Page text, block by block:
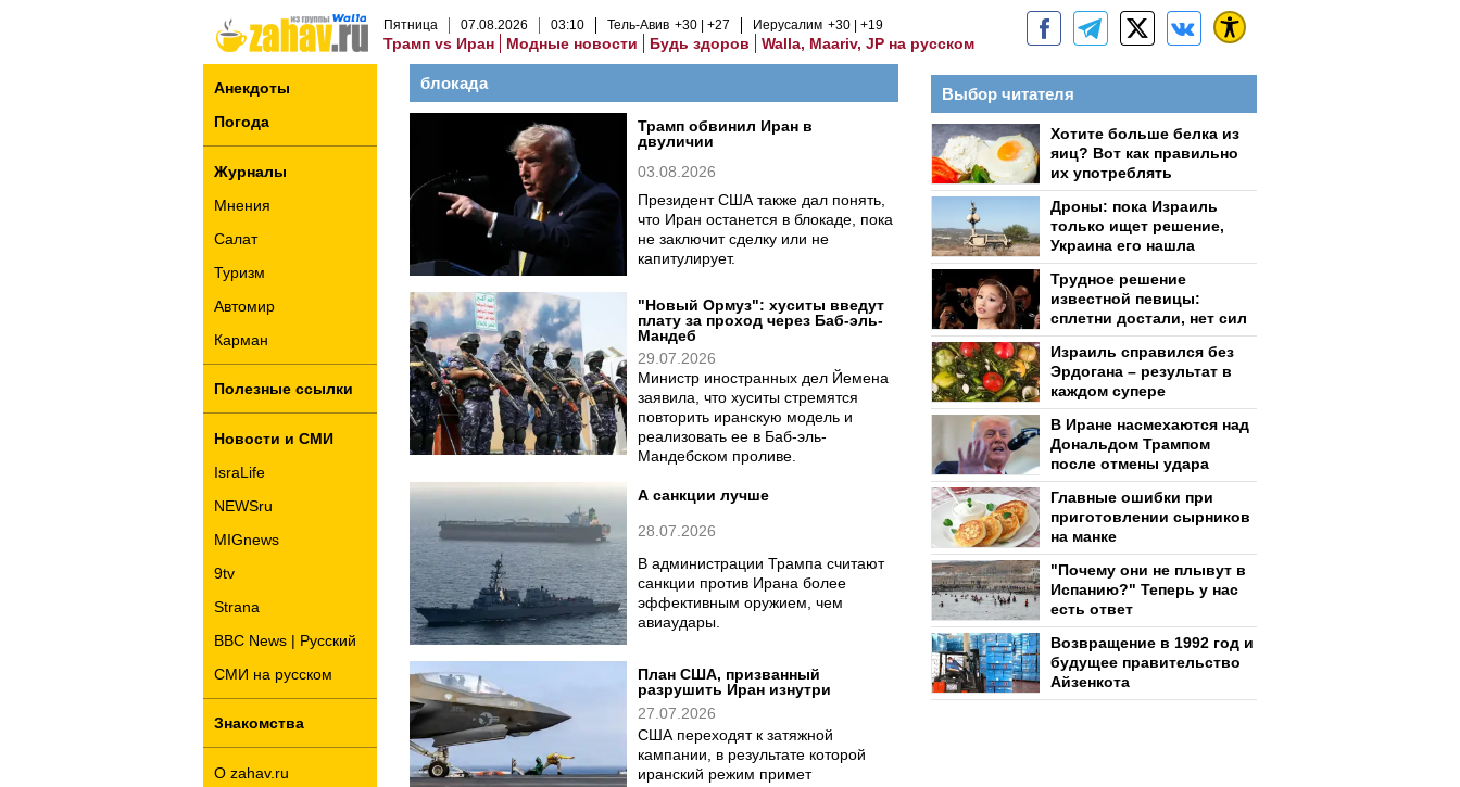
Пятница 07.08.2026 03:10 Тель-Авив +30 +27 Иерусалим +30 +19
Трамп vs Иран Модные новости Будь здоров Walla, Maariv, JP на русском
Анекдоты
Погода
Журналы
Мнения
Салат
Туризм
Автомир
Карман
Полезные ссылки
Новости и СМИ
IsraLife
NEWSru
MIGnews
9tv
Strana
BBC News | Русский
СМИ на русском
Знакомства
О zahav.ru
блокада
Трамп обвинил Иран в
двуличии
03.08.2026
Президент США также дал понять,
что Иран останется в блокаде, пока
не заключит сделку или не
капитулирует.
"Новый Ормуз": хуситы введут
Мандеб
Министр иностранных дел Йемена
повторить иранскую модель и
реализовать ее в Баб-эль-
Мандебском проливе.
28.07.2026
В администрации Трампа считают
санкции против Ирана более
эффективным оружием, чем
авиаудары.
Выбор читателя
Хотите больше белка из
яиц? Вот как правильно
их употреблять
Дроны: пока Израиль
только ищет решение,
Украина его нашла
Трудное решение
известной певицы:
сплетни достали, нет сил
Израиль справился без
Эрдогана – результат в
каждом супере
В Иране насмехаются над
Дональдом Трампом
после отмены удара
Главные ошибки при
приготовлении сырников
на манке
"Почему они не плывут в
Испанию?" Теперь у нас
есть ответ
Возвращение в 1992 год и
будущее правительство
Айзенкота